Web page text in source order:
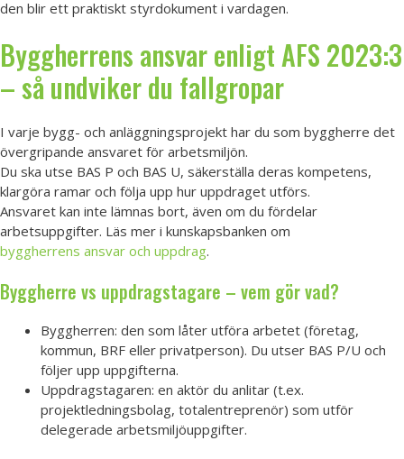
den blir ett praktiskt styrdokument i vardagen.
Byggherrens ansvar enligt AFS 2023:3
– så undviker du fallgropar
I varje bygg- och anläggningsprojekt har du som byggherre det
övergripande ansvaret för arbetsmiljön.
Du ska utse BAS P och BAS U, säkerställa deras kompetens,
klargöra ramar och följa upp hur uppdraget utförs.
Ansvaret kan inte lämnas bort, även om du fördelar
arbetsuppgifter. Läs mer i kunskapsbanken om
byggherrens ansvar och uppdrag.
Byggherre vs uppdragstagare – vem gör vad?
Byggherren: den som låter utföra arbetet (företag,
kommun, BRF eller privatperson). Du utser BAS P/U och
följer upp uppgifterna.
Uppdragstagaren: en aktör du anlitar (t.ex.
projektledningsbolag, totalentreprenör) som utför
delegerade arbetsmiljöuppgifter.